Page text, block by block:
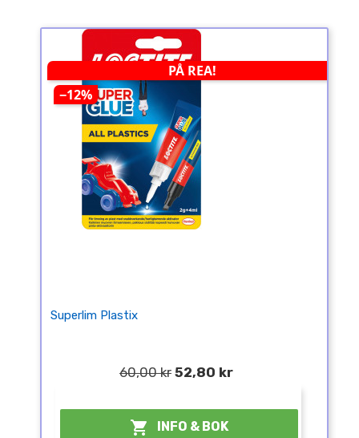
PÅ REA!
−12%
Superlim Plastix
60,00 kr 52,80 kr
 INFO & BOK